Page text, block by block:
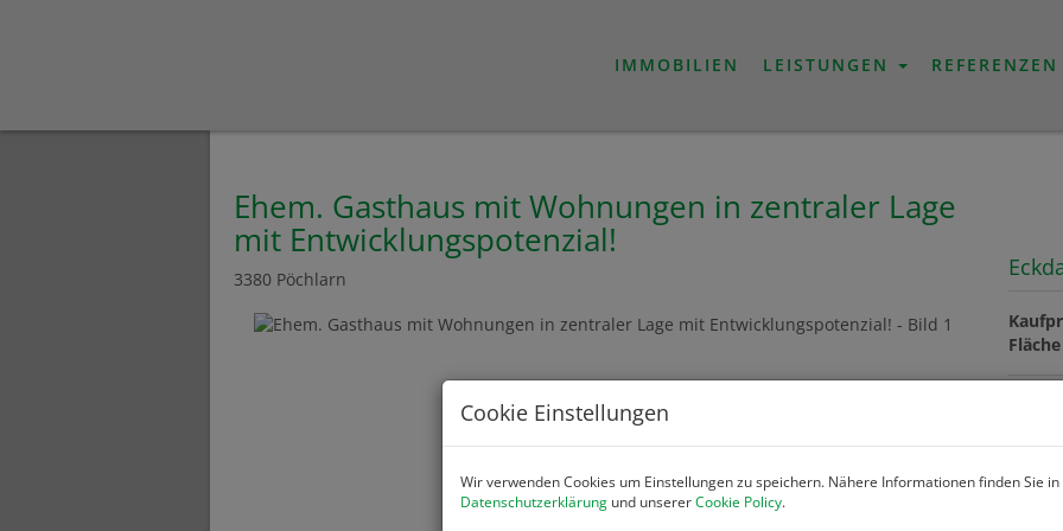
IMMOBILIEN LEISTUNGEN REFERENZEN
Ehem. Gasthaus mit Wohnungen in zentraler Lage
mit Entwicklungspotenzial!
3380 Pöchlarn
Fläche
Cookie Einstellungen
Wir verwenden Cookies um Einstellungen zu speichern. Nähere Informationen finden Sie
Datenschutzerklärung und unsererCookie Policy.